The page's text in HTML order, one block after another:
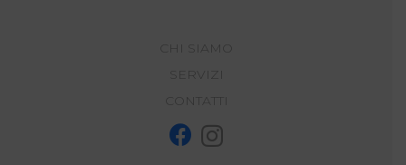
CHI SIAMO
SERVIZI
CONTATTI